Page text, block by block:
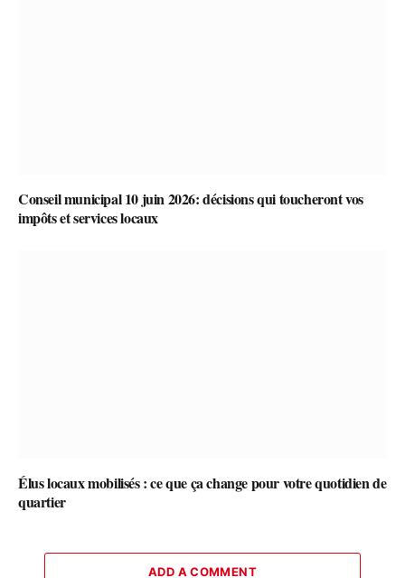
Conseil municipal 10 juin 2026: décisions qui toucheront vos
impôts et services locaux
Élus locaux mobilisés : ce que ça change pour votre quotidien de
quartier
ADD A COMMENT